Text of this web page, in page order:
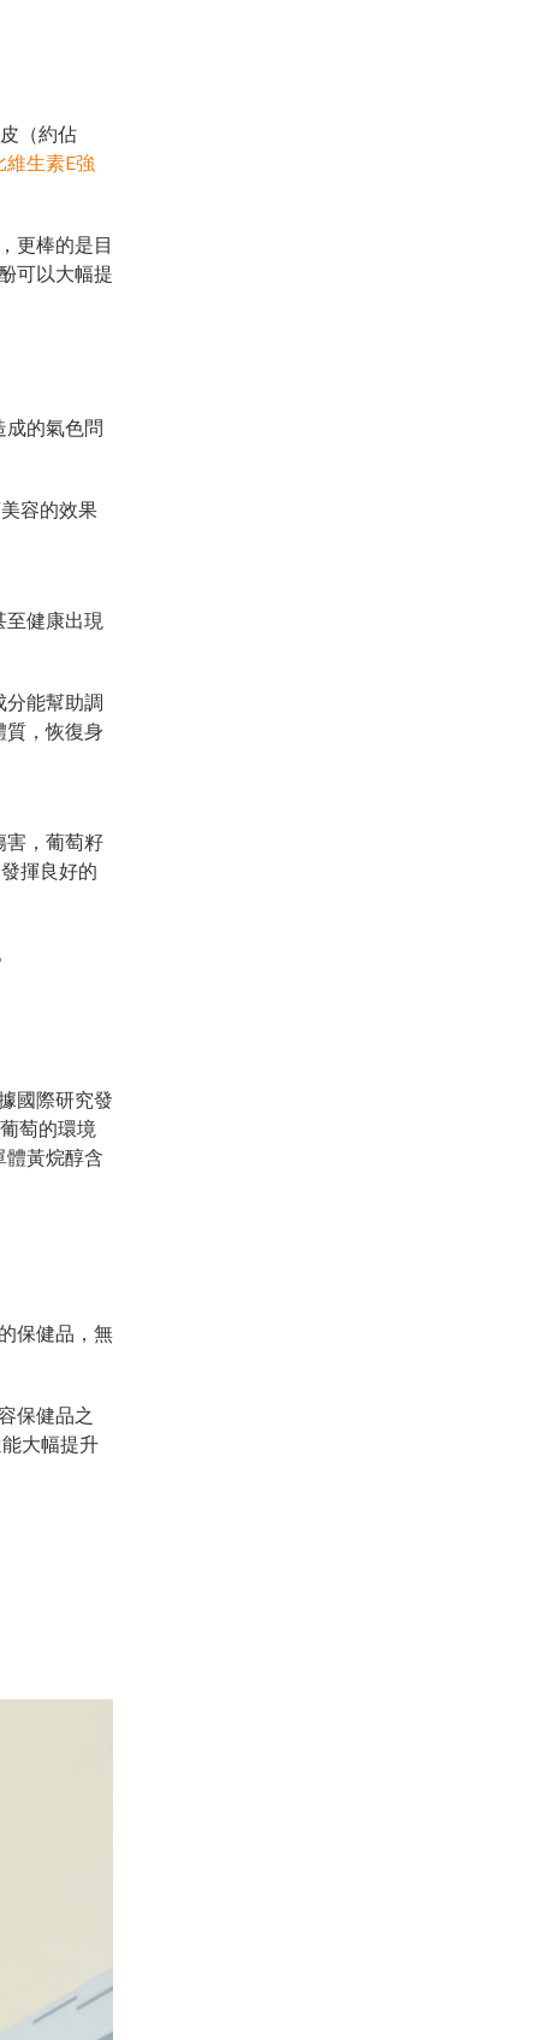
（約佔
生素E強
更棒的是目
可以大幅提
成的氣色問
容的效果
健康出現
分能幫助調
質，恢復身
害，葡萄籽
揮良好的
國際研究發
萄的環境
體黃烷醇含
保健品，無
保健品之
大幅提升